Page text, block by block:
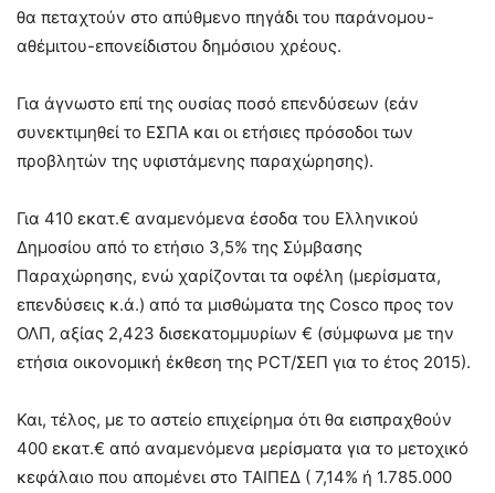
θα πεταχτούν στο απύθμενο πηγάδι του παράνομου-
αθέμιτου-επονείδιστου δημόσιου χρέους.
Για άγνωστο επί της ουσίας ποσό επενδύσεων (εάν
συνεκτιμηθεί το ΕΣΠΑ και οι ετήσιες πρόσοδοι των
προβλητών της υφιστάμενης παραχώρησης).
Για 410 εκατ.€ αναμενόμενα έσοδα του Ελληνικού
Δημοσίου από το ετήσιο 3,5% της Σύμβασης
Παραχώρησης, ενώ χαρίζονται τα οφέλη (μερίσματα,
επενδύσεις κ.ά.) από τα μισθώματα της Cosco προς τον
ΟΛΠ, αξίας 2,423 δισεκατομμυρίων € (σύμφωνα με την
ετήσια οικονομική έκθεση της PCT/ΣΕΠ για το έτος 2015).
Και, τέλος, με το αστείο επιχείρημα ότι θα εισπραχθούν
400 εκατ.€ από αναμενόμενα μερίσματα για το μετοχικό
κεφάλαιο που απομένει στο ΤΑΙΠΕΔ ( 7,14% ή 1.785.000